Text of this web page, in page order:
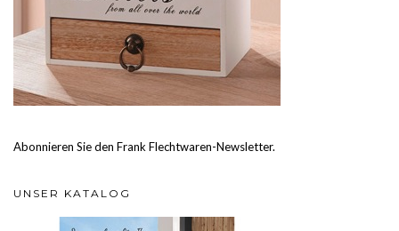
Abonnieren Sie den Frank Flechtwaren-Newsletter.
UNSER KATALOG